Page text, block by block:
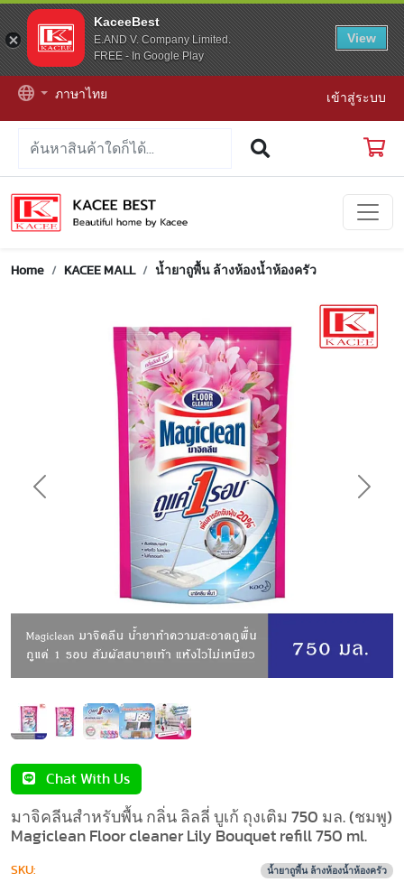
KaceeBest
E.AND V. Company Limited.
FREE - In Google Play
View
ภาษาไทย เข้าสู่ระบบ
Home KACEE MALL น้ำยาถูพื้น ล้างห้องน้ำห้องครัว
Previous Next
Chat With Us
มาจิคลีนสำหรับพื้น กลิ่น ลิลลี่ บูเก้ ถุงเติม 750 มล. (ชมพู)
Magiclean Floor cleaner Lily Bouquet refill 750 ml.
SKU: น้ำยาถูพื้น ล้างห้องน้ำห้องครัว